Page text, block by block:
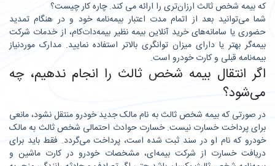
که بیمه شخص ثالث ارزان‌تری را ارائه می کند. چاره کار چیست؟
شما می‌توانید بعد از اتمام مدت اعتبار بیمه‌نامه خود و در هنگام تمدید
حضوری یا سامانه‌های خرید آنلاین بیمه نظیر بیمه‌دات‌کام، از خدمات شرکت
بیمه‌گر بهتر یا دارای میزان توانگری بالاتر استفاده نمایید. مدارک موردنیاز
بیمه‌نامه قبلی و کارت خودرو است.
اگر انتقال بیمه شخص ثالث را انجام ندهیم‌، چه
می‌شود؟
در صورتی که بیمه شخص ثالث به نام مالک جدید خودرو منتقل نشود، مانعی
برای پرداخت خسارت نیست. خسارت حوادث احتمالی شخص ثالث به مالک
خودرو که نام او در سند ثبت شده است، پرداخت می‌گردد. فقط باید برای
دریافت خسارت از شرکت بیمه‌ای، مشخصات خودرو در کارت ماشین و